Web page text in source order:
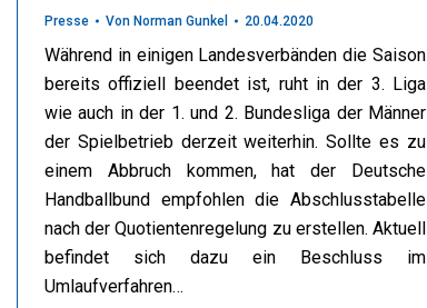
Presse Von Norman Gunkel 20.04.2020
Während in einigen Landesverbänden die Saison
bereits offiziell beendet ist, ruht in der 3. Liga
wie auch in der 1. und 2. Bundesliga der Männer
der Spielbetrieb derzeit weiterhin. Sollte es zu
einem Abbruch kommen, hat der Deutsche
Handballbund empfohlen die Abschlusstabelle
nach der Quotientenregelung zu erstellen. Aktuell
befindet sich dazu ein Beschluss im
Umlaufverfahren…